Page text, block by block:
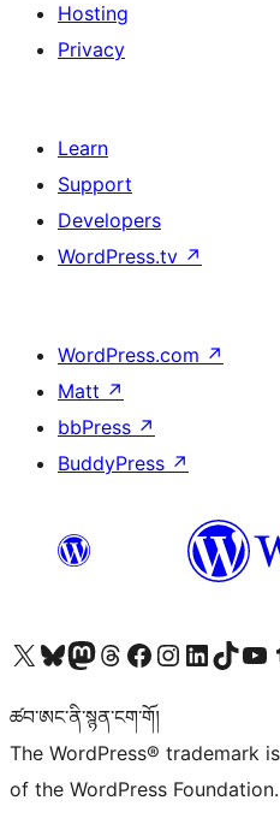
Hosting
Privacy
Learn
Support
Developers
WordPress.tv ↗
WordPress.com ↗
Matt ↗
bbPress ↗
BuddyPress ↗
Visit our X (formerly Twitter) account
Visit our Bluesky account
Visit our Mastodon account
Visit our Threads account
Visit our Facebook page
Visit our Instagram account
Visit our LinkedIn
Visit our TikTok
Visit our
ཚབ་ཨང་ནི་སྙན་ངག་གོ།
The WordPress® trademark
of the WordPress Foundation.